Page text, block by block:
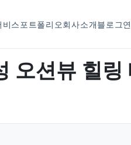
비스 포트폴리오회사소개블로그
오션뷰 힐링